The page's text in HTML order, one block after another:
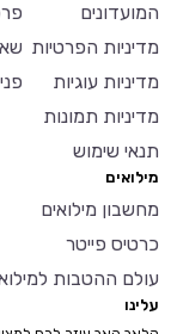
המועדונים
מדיניות הפרטיות
מדיניות עוגיות
מדיניות תמונות
תנאי שימוש
מילואים
מחשבון מילואים
כרטיס פייטר
עולם ההטבות
עלינו